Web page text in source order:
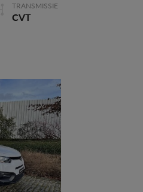
TRANSMISSIE
CVT
60 maanden